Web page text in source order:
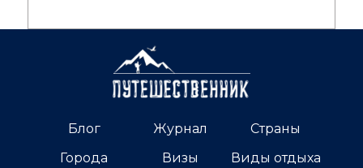
Блог Журнал
Страны
Города
Визы
Виды отдыха